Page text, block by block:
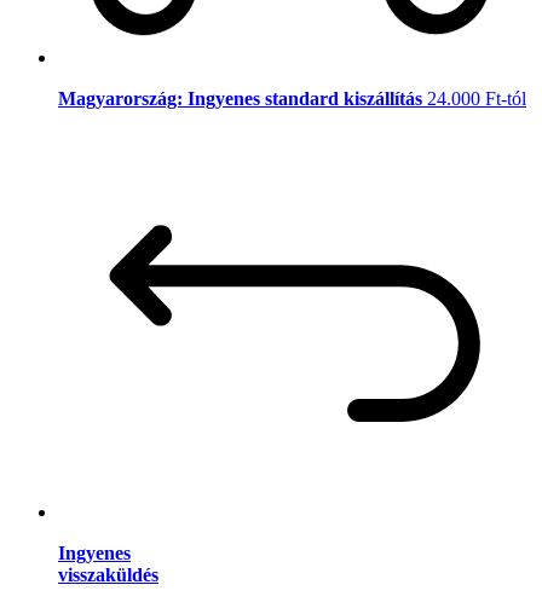
Magyarország: Ingyenes standard kiszállítás 24.000 Ft-tól
Ingyenes
visszaküldés